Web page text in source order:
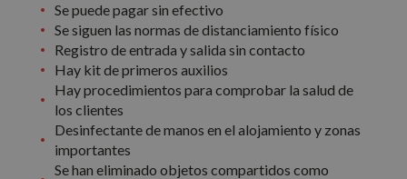
Se puede pagar sin efectivo
Se siguen las normas de distanciamiento físico
Registro de entrada y salida sin contacto
Hay kit de primeros auxilios
Hay procedimientos para comprobar la salud de
los clientes
Desinfectante de manos en el alojamiento y zonas
importantes
Se han eliminado objetos compartidos como